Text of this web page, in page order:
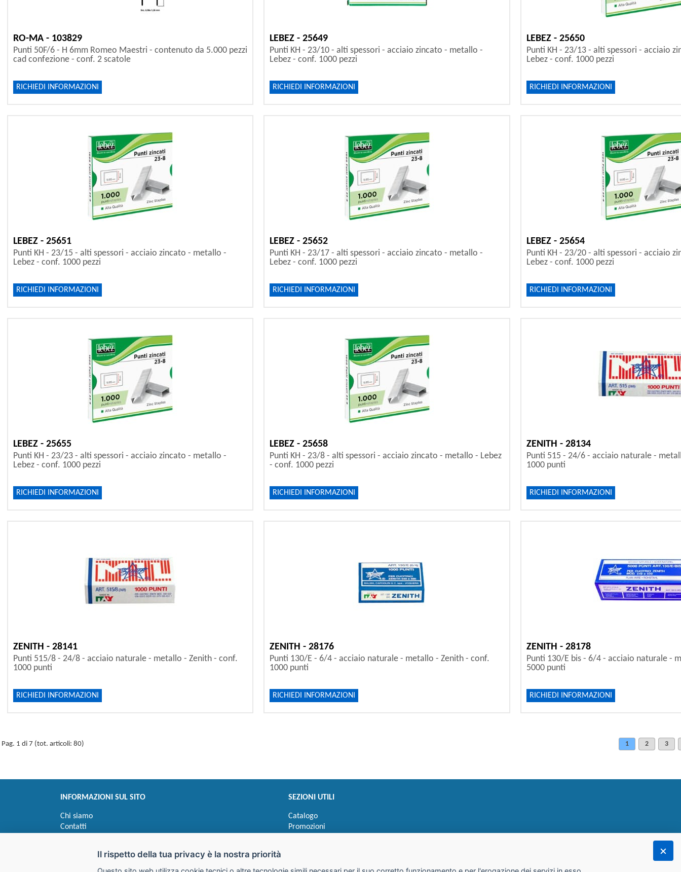
RO-MA - 103829
Punti 50F/6 - H 6mm Romeo Maestri - contenuto da 5.000 pezzi
cad confezione - conf. 2 scatole
RICHIEDI INFORMAZIONI
LEBEZ - 25649
Punti KH - 23/10 - alti spessori - acciaio zincato - metallo -
Lebez - conf. 1000 pezzi
RICHIEDI INFORMAZIONI
LEBEZ - 25650
Punti KH - 23/13 - alti spessori - acciaio
Lebez - conf. 1000 pezzi
RICHIEDI INFORMAZIONI
LEBEZ - 25651
Punti KH - 23/15 - alti spessori - acciaio zincato - metallo -
Lebez - conf. 1000 pezzi
RICHIEDI INFORMAZIONI
LEBEZ - 25652
Punti KH - 23/17 - alti spessori - acciaio zincato - metallo -
Lebez - conf. 1000 pezzi
RICHIEDI INFORMAZIONI
LEBEZ - 25654
Punti KH - 23/20 - alti spessori - acciaio
Lebez - conf. 1000 pezzi
RICHIEDI INFORMAZIONI
LEBEZ - 25655
Punti KH - 23/23 - alti spessori - acciaio zincato - metallo -
Lebez - conf. 1000 pezzi
RICHIEDI INFORMAZIONI
LEBEZ - 25658
Punti KH - 23/8 - alti spessori - acciaio zincato - metallo - Lebez
- conf. 1000 pezzi
RICHIEDI INFORMAZIONI
ZENITH - 28134
Punti 515 - 24/6 - acciaio naturale -
1000 punti
RICHIEDI INFORMAZIONI
ZENITH - 28141
Punti 515/8 - 24/8 - acciaio naturale - metallo - Zenith - conf.
1000 punti
RICHIEDI INFORMAZIONI
ZENITH - 28176
Punti 130/E - 6/4 - acciaio naturale - metallo - Zenith - conf.
1000 punti
RICHIEDI INFORMAZIONI
ZENITH - 28178
Punti 130/E bis - 6/4 - acciaio naturale -
5000 punti
RICHIEDI INFORMAZIONI
Pag. 1 di 7 (tot. articoli: 80) 1 2 3
INFORMAZIONI SUL SITO
Chi siamo
Contatti
SEZIONI UTILI
Catalogo
Promozioni
Il rispetto della tua privacy è la nostra priorità